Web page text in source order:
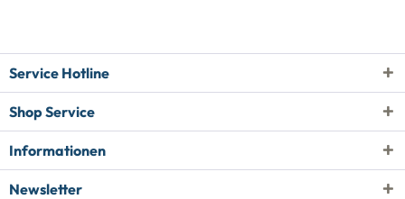
Service Hotline
Shop Service
Informationen
Newsletter